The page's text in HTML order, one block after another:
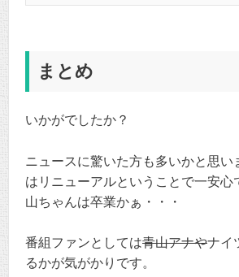
まとめ
いかがでしたか？
ニュースに驚いた方も多いかと思い
はリニューアルということで一安心
山ちゃんは卒業かぁ・・・
番組ファンとしては青山アナやナイ
るかが気がかりです。